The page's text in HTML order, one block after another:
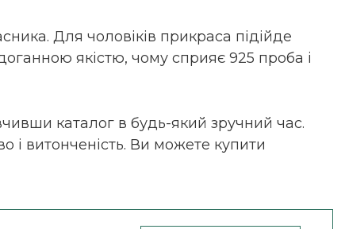
Для чоловіків прикраса підійде
якістю, чому сприяє 925 проба і
каталог в будь-який зручний час.
і витонченість. Ви можете купити